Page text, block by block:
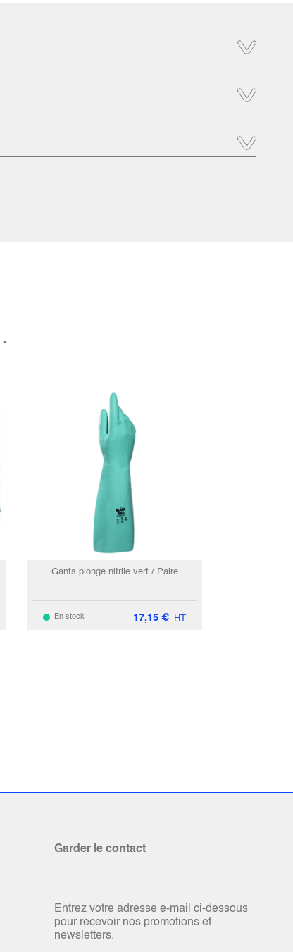
Gants plonge nitrile vert / Paire
En stock 17,15 € HT
Garder le contact
Entrez votre adresse e-mail ci-dessous
pour recevoir nos promotions et
newsletters.